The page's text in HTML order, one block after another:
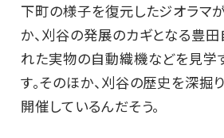
下町の様子を復元したジオラマ
か、刈谷の発展のカギとなる豊
れた実物の自動織機などを見学
す。そのほか、刈谷の歴史を深掘
開催しているんだそう。